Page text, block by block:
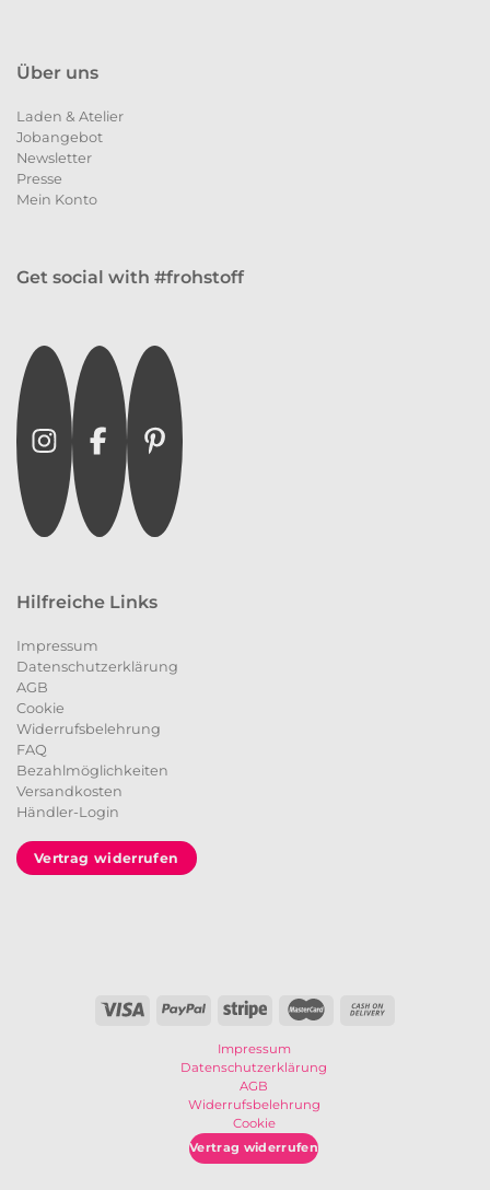
Über uns
Laden & Atelier
Jobangebot
Newsletter
Presse
Mein Konto
Get social with #frohstoff
InstagramFacebookPinterest
Hilfreiche Links
Impressum
Datenschutzerklärung
AGB
Cookie
Widerrufsbelehrung
FAQ
Bezahlmöglichkeiten
Versandkosten
Händler-Login
Vertrag widerrufen
Impressum
Datenschutzerklärung
AGB
Widerrufsbelehrung
Cookie
Vertrag widerrufen